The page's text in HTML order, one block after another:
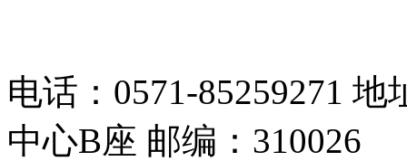
电话：0571-85259271
中心B座 邮编：310026